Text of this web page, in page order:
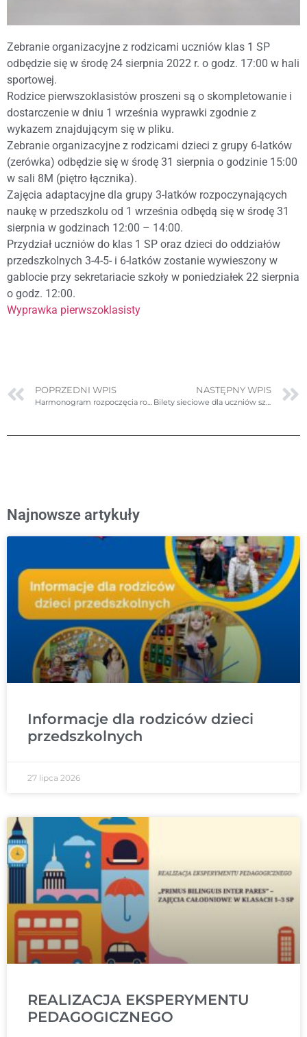
Zebranie organizacyjne z rodzicami uczniów klas 1 SP
odbędzie się w środę 24 sierpnia 2022 r. o godz. 17:00 w hali
sportowej.
Rodzice pierwszoklasistów proszeni są o skompletowanie i
dostarczenie w dniu 1 września wyprawki zgodnie z
wykazem znajdującym się w pliku.
Zebranie organizacyjne z rodzicami dzieci z grupy 6-latków
(zerówka) odbędzie się w środę 31 sierpnia o godzinie 15:00
w sali 8M (piętro łącznika).
Zajęcia adaptacyjne dla grupy 3-latków rozpoczynających
naukę w przedszkolu od 1 września odbędą się w środę 31
sierpnia w godzinach 12:00 – 14:00.
Przydział uczniów do klas 1 SP oraz dzieci do oddziałów
przedszkolnych 3-4-5- i 6-latków zostanie wywieszony w
gablocie przy sekretariacie szkoły w poniedziałek 22 sierpnia
o godz. 12:00.
Wyprawka pierwszoklasisty
POPRZEDNI WPIS
Harmonogram rozpoczęcia roku szkolnego
NASTĘPNY WPIS
Bilety sieciowe dla uczniów szkół podstawowych
Najnowsze artykuły
Informacje dla rodziców dzieci
przedszkolnych
27 lipca 2026
REALIZACJA EKSPERYMENTU
PEDAGOGICZNEGO